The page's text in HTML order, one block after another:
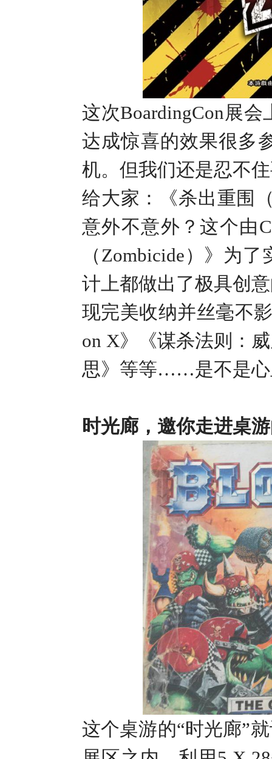
这次BoardingCon展会
达成惊喜的效果很多
机。但我们还是忍不
给大家：《杀出重围
意外不意外？这个由
（ Zombicide ）》为了
计上都做出了极具创
现完美收纳并丝毫不
on X》《谋杀法则：
思》等等……是不是心
时光廊，邀你走进桌
这个桌游的“时光廊”